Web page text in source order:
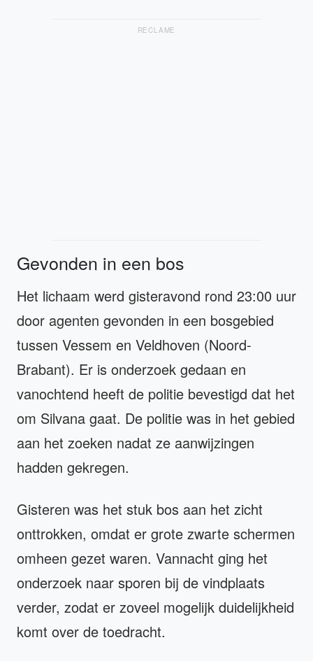
RECLAME
Gevonden in een bos
Het lichaam werd gisteravond rond 23:00 uur
door agenten gevonden in een bosgebied
tussen Vessem en Veldhoven (Noord-
Brabant). Er is onderzoek gedaan en
vanochtend heeft de politie bevestigd dat het
om Silvana gaat. De politie was in het gebied
aan het zoeken nadat ze aanwijzingen
hadden gekregen.
Gisteren was het stuk bos aan het zicht
onttrokken, omdat er grote zwarte schermen
omheen gezet waren. Vannacht ging het
onderzoek naar sporen bij de vindplaats
verder, zodat er zoveel mogelijk duidelijkheid
komt over de toedracht.